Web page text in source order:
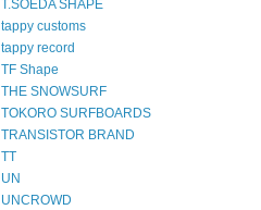
T.SOEDA SHAPE
tappy customs
tappy record
TF Shape
THE SNOWSURF
TOKORO SURFBOARDS
TRANSISTOR BRAND
TT
UN
UNCROWD